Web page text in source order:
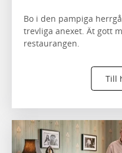
Bo i den pampiga
trevliga anexet. Ät gott
restaurangen.
Till